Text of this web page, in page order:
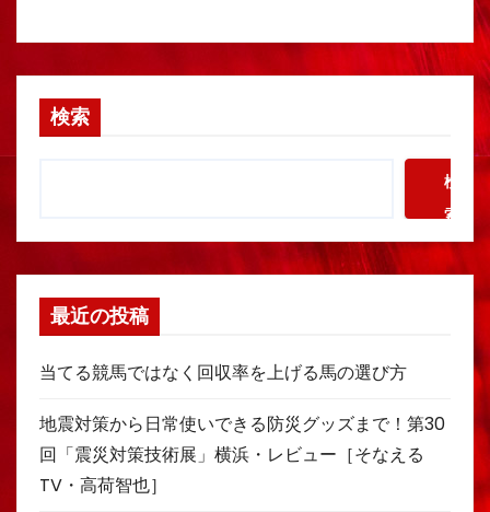
検索
検
索
最近の投稿
当てる競馬ではなく回収率を上げる馬の選び方
地震対策から日常使いできる防災グッズまで！第30
回「震災対策技術展」横浜・レビュー［そなえる
TV・高荷智也］